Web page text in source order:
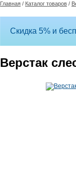
Главная / Каталог товаров /
Скидка 5% и
Верстак